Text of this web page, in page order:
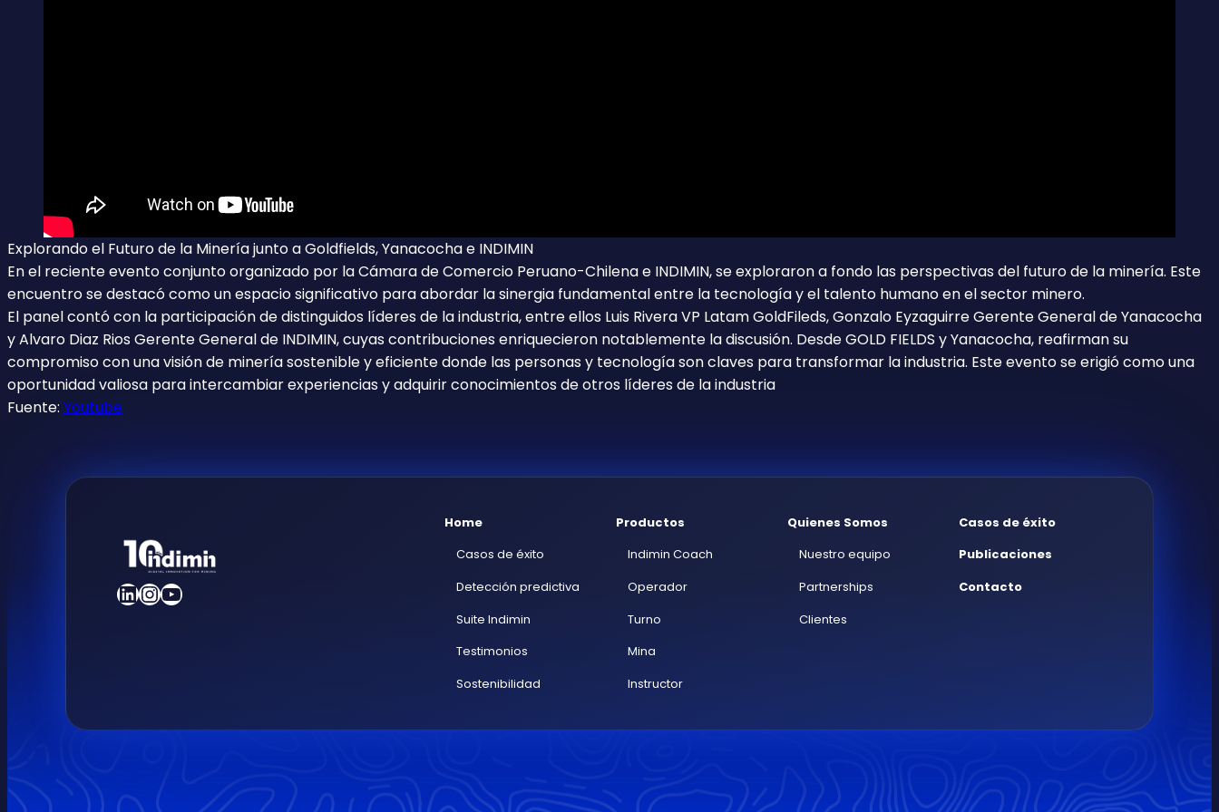
Explorando el Futuro de la Minería junto a Goldfields, Yanacocha e INDIMIN
En el reciente evento conjunto organizado por la Cámara de Comercio Peruano-Chilena e INDIMIN, se exploraron a fondo las perspectivas del futuro de la minería. Este
encuentro se destacó como un espacio significativo para abordar la sinergia fundamental entre la tecnología y el talento humano en el sector minero.
El panel contó con la participación de distinguidos líderes de la industria, entre ellos Luis Rivera VP Latam GoldFileds, Gonzalo Eyzaguirre Gerente General de Yanacocha
y Alvaro Diaz Rios Gerente General de INDIMIN, cuyas contribuciones enriquecieron notablemente la discusión. Desde GOLD FIELDS y Yanacocha, reafirman su
compromiso con una visión de minería sostenible y eficiente donde las personas y tecnología son claves para transformar la industria. Este evento se erigió como una
oportunidad valiosa para intercambiar experiencias y adquirir conocimientos de otros líderes de la industria
Fuente: Youtube
LinkedIn
Instagram
YouTube
Home
Casos de éxito
Detección predictiva
Suite Indimin
Testimonios
Sostenibilidad
Productos
Indimin Coach
Operador
Turno
Mina
Instructor
Quienes Somos
Nuestro equipo
Partnerships
Clientes
Casos de éxito
Publicaciones
Contacto